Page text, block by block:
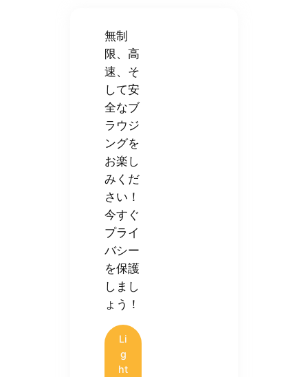
無制
限、高
速、そ
して安
全なブ
ラウジ
ングを
お楽し
みくだ
さい！
今すぐ
プライ
バシー
を保護
しまし
ょう！
Li
g
ht